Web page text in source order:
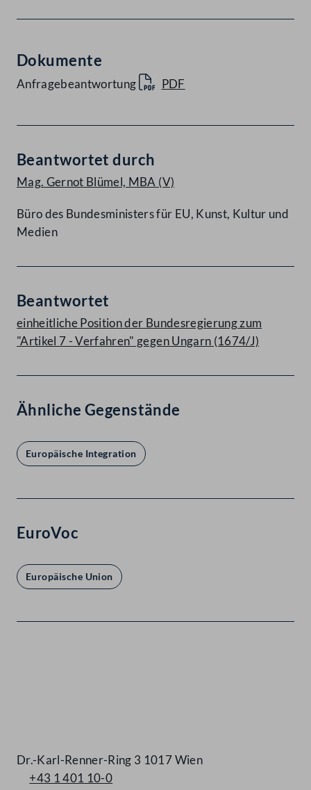
Dokumente
Anfragebeantwortung PDF
Beantwortet durch
Mag. Gernot Blümel, MBA (V)
Büro des Bundesministers für EU, Kunst, Kultur und
Medien
Beantwortet
einheitliche Position der Bundesregierung zum
"Artikel 7 - Verfahren" gegen Ungarn (1674/J)
Ähnliche Gegenstände
Europäische Integration
EuroVoc
Europäische Union
Dr.-Karl-Renner-Ring 3 1017 Wien
+43 1 401 10-0